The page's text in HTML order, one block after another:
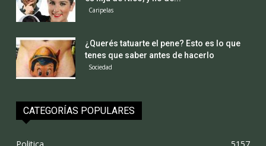
Caripelas
¿Querés tatuarte el pene? Esto es lo que
tenes que saber antes de hacerlo
Sociedad
CATEGORÍAS POPULARES